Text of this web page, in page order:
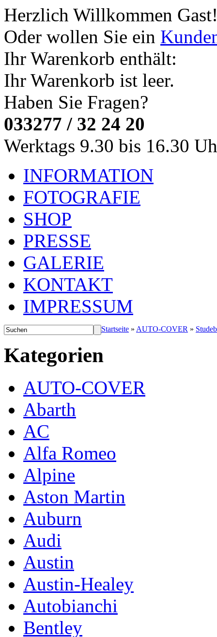
Herzlich Willkommen
Oder wollen Sie ein
Ihr Warenkorb enthält:
Ihr Warenkorb ist leer.
Haben Sie Fragen?
033277 / 32 24 20
Werktags 9.30 bis 16.30
INFORMATION
FOTOGRAFIE
SHOP
PRESSE
GALERIE
KONTAKT
IMPRESSUM
Startseite » AUTO-COVER »
Kategorien
AUTO-COVER
Abarth
AC
Alfa Romeo
Alpine
Aston Martin
Auburn
Audi
Austin
Austin-Healey
Autobianchi
Bentley